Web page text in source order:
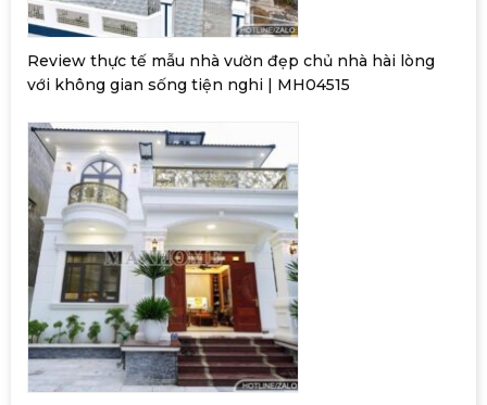
Review thực tế mẫu nhà vườn đẹp chủ nhà hài lòng
với không gian sống tiện nghi | MH04515